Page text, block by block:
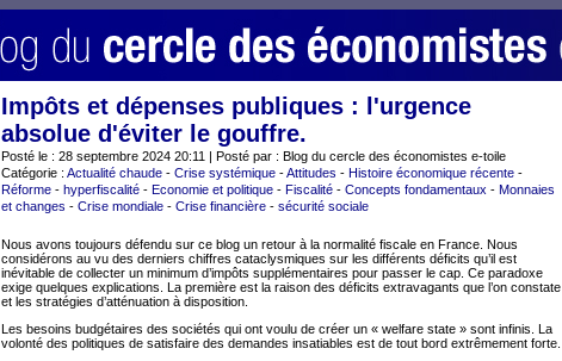
Impôts et dépenses publiques : l'urgence
absolue d'éviter le gouffre.
Posté le : 28 septembre 2024 20:11 | Posté par : Blog du cercle des économistes e-toile
Catégorie : Actualité chaude - Crise systémique -Attitudes - Histoire économique récente -
Réforme - hyperfiscalité - Economie et politique - Fiscalité - Concepts fondamentaux - Monnaies
et changes - Crise mondiale - Crise financière - sécurité sociale
Nous avons toujours défendu sur ce blog un retour à la normalité fiscale en France. Nous
considérons au vu des derniers chiffres cataclysmiques sur les différents déficits qu’il est
inévitable de collecter un minimum d’impôts supplémentaires pour passer le cap. Ce paradoxe
exige quelques explications. La première est la raison des déficits extravagants que l’on constate
et les stratégies d’atténuation à disposition.
Les besoins budgétaires des sociétés qui ont voulu de créer un « welfare state » sont infinis. La
volonté des politiques de satisfaire des demandes insatiables est de tout bord extrêmement forte.